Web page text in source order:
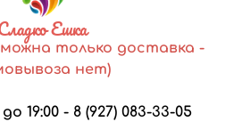
Ешка
только доставка -
нет)
до 19:00 - 8 (927) 083-33-05